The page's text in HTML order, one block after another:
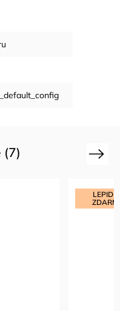
(7) Next